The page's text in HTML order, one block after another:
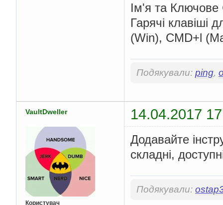
Ім'я та Ключове
Гарячі клавіші
(Win), CMD+l
Подякували: ping,
VaultDweller 14.04.2017
Користувач
Додавайте
складні,
Подякували: